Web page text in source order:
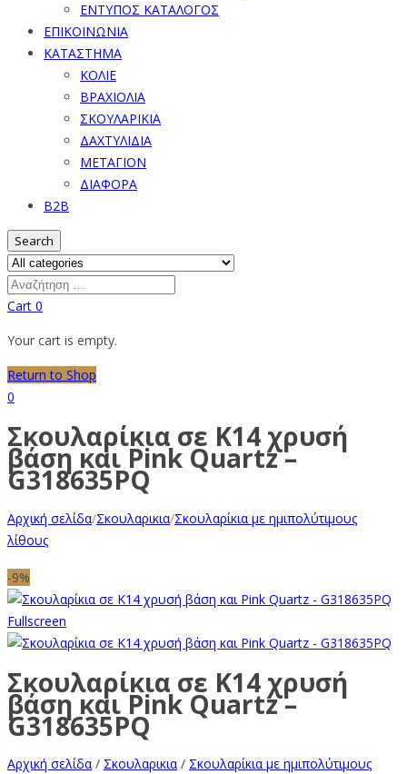
ΕΝΤΥΠΟΣ ΚΑΤΑΛΟΓΟΣ
ΕΠΙΚΟΙΝΩΝΙΑ
ΚΑΤΑΣΤΗΜΑ
ΚΟΛΙΕ
ΒΡΑΧΙΟΛΙΑ
ΣΚΟΥΛΑΡΙΚΙΑ
ΔΑΧΤΥΛΙΔΙΑ
ΜΕΤΑΓΙΟΝ
ΔΙΑΦΟΡΑ
B2B
Search
Cart 0
Your cart is empty.
Return to Shop
0
Σκουλαρίκια σε Κ14 χρυσή
βάση και Pink Quartz –
G318635PQ
Αρχική σελίδα/Σκουλαρικια/Σκουλαρίκια με ημιπολύτιμους
λίθους
-9%
Fullscreen
Σκουλαρίκια σε Κ14 χρυσή
βάση και Pink Quartz –
G318635PQ
Αρχική σελίδα / Σκουλαρικια / Σκουλαρίκια με ημιπολύτιμους